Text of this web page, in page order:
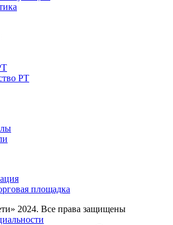
РТ
площадка
2024. Все права защищены